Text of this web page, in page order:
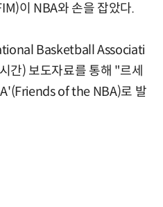
이 NBA와 손을 잡았다.
Basketball Associati
간) 보도자료를 통해 "르세
of the NBA)로 발